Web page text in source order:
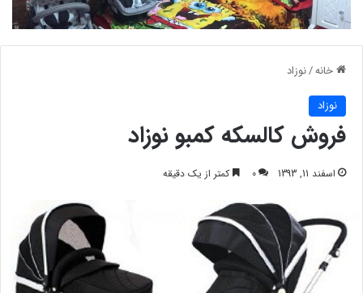
خانه/نوزاد
نوزاد
فروش کالسکه کمبو نوزاد
اسفند 11, 1393 0 کمتر از یک دقیقه